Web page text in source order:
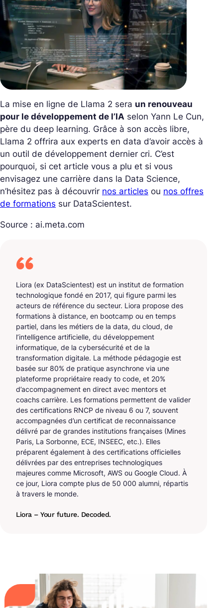
La mise en ligne de Llama 2 sera un renouveau
pour le développement de l’IA selon Yann Le Cun,
père du deep learning. Grâce à son accès libre,
Llama 2 offrira aux experts en data d’avoir accès à
un outil de développement dernier cri. C’est
pourquoi, si cet article vous a plu et si vous
envisagez une carrière dans la Data Science,
n’hésitez pas à découvrir nos articles ou nos offres
de formations sur DataScientest.
Source : ai.meta.com
Liora (ex DataScientest) est un institut de formation
technologique fondé en 2017, qui figure parmi les
acteurs de référence du secteur. Liora propose des
formations à distance, en bootcamp ou en temps
partiel, dans les métiers de la data, du cloud, de
l’intelligence artificielle, du développement
informatique, de la cybersécurité et de la
transformation digitale. La méthode pédagogie est
basée sur 80% de pratique asynchrone via une
plateforme propriétaire ready to code, et 20%
d’accompagnement en direct avec mentors et
coachs carrière. Les formations permettent de valider
des certifications RNCP de niveau 6 ou 7, souvent
accompagnées d’un certificat de reconnaissance
délivré par de grandes institutions françaises (Mines
Paris, La Sorbonne, ECE, INSEEC, etc.). Elles
préparent également à des certifications officielles
délivrées par des entreprises technologiques
majeures comme Microsoft, AWS ou Google Cloud. À
ce jour, Liora compte plus de 50 000 alumni, répartis
à travers le monde.
Liora – Your future. Decoded.